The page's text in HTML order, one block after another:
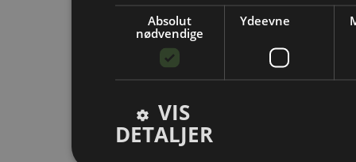
Absolut
nødvendige
Ydeevne
VIS
DETALJER